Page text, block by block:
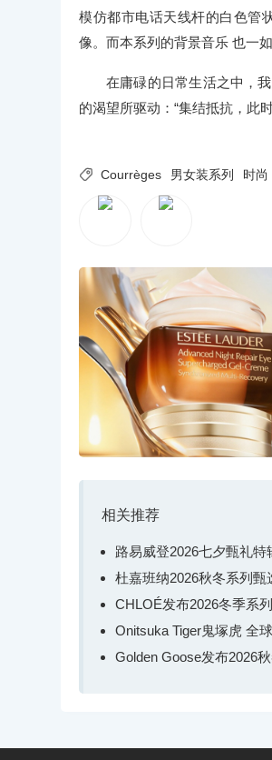
模仿都市电话天线杆的⽩⾊管
像。⽽本系列的背景⾳乐 也⼀
在庸碌的⽇常⽣活之中，
的渴望所驱动：“集结抵抗，此
 Courrèges 男⼥装系列 时尚
相关推荐
路易威登2026七夕甄礼特
杜嘉班纳2026秋冬系列甄
CHLOÉ发布2026冬季系
Onitsuka Tiger鬼塚虎 全
Golden Goose发布2026